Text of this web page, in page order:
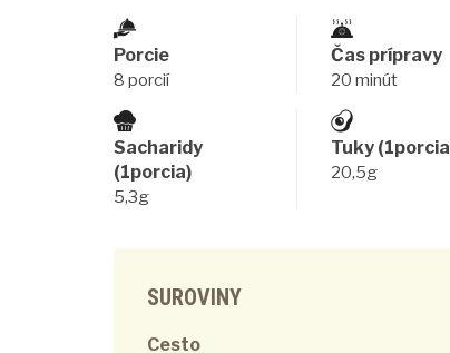
Porcie
8 porcií
Čas prípravy
20 minút
Sacharidy
(1porcia)
5,3g
Tuky
20,5g
SUROVINY
Cesto